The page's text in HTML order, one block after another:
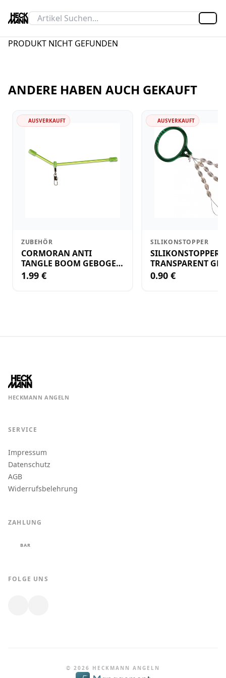
PRODUKT NICHT GEFUNDEN
ANDERE HABEN AUCH GEKAUFT
AUSVERKAUFT
ZUBEHÖR
CORMORAN ANTI
TANGLE BOOM GEBOGEN
12CM M.WIRBEL(PLASTIK)
1.99 €
AUSVERKAUFT
SILIKONSTOPPER
SILIKONSTOPPER
TRANSPARENT
KLEIN
0.90 €
HECKMANN ANGELN
SERVICE
Impressum
Datenschutz
AGB
Widerrufsbelehrung
ZAHLUNG
BAR
FOLGE UNS
© 2026 HECKMANN ANGELN